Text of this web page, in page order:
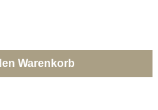
Wert ein
Warenkorb